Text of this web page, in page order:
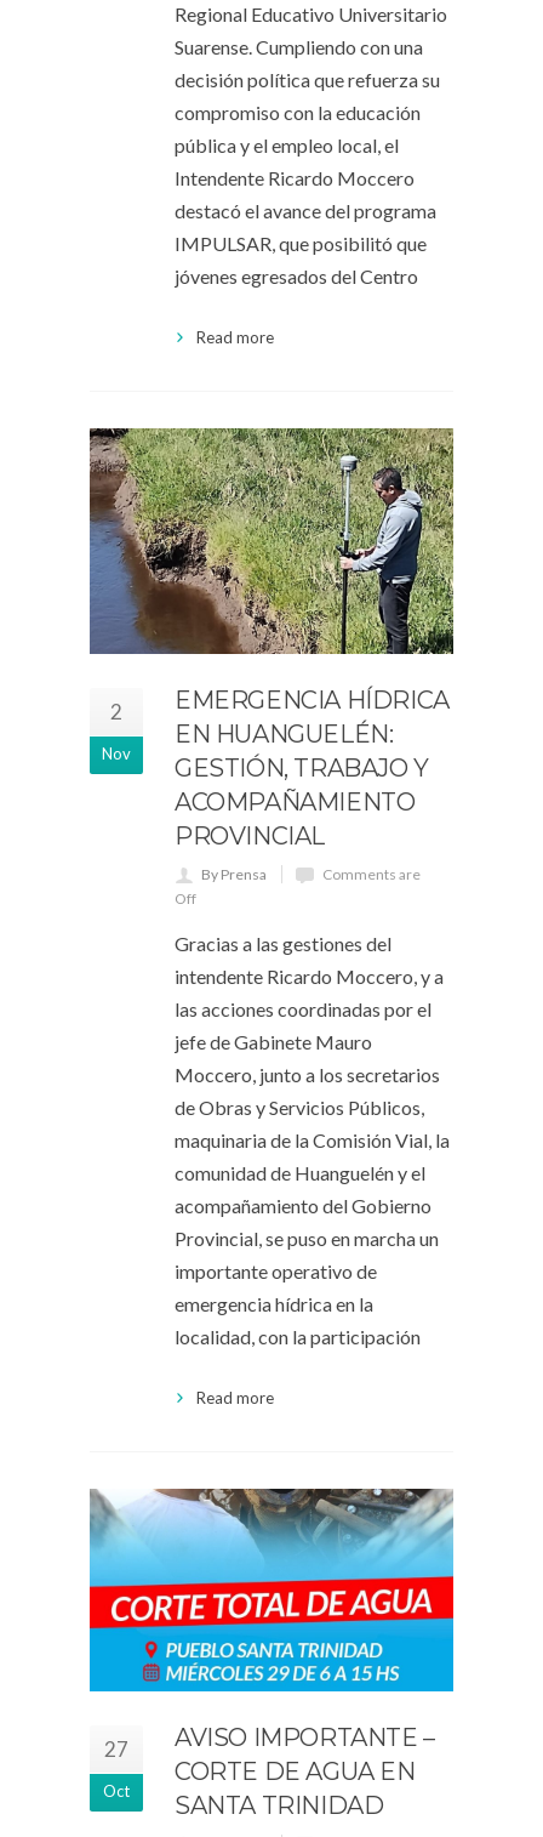
Regional Educativo Universitario
Suarense. Cumpliendo con una
decisión política que refuerza su
compromiso con la educación
pública y el empleo local, el
Intendente Ricardo Moccero
destacó el avance del programa
IMPULSAR, que posibilitó que
jóvenes egresados del Centro
Read more
2
Nov
EMERGENCIA HÍDRICA
EN HUANGUELÉN:
GESTIÓN, TRABAJO Y
ACOMPAÑAMIENTO
PROVINCIAL
By Prensa
Comments are
Off
Gracias a las gestiones del
intendente Ricardo Moccero, y a
las acciones coordinadas por el
jefe de Gabinete Mauro
Moccero, junto a los secretarios
de Obras y Servicios Públicos,
maquinaria de la Comisión Vial, la
comunidad de Huanguelén y el
acompañamiento del Gobierno
Provincial, se puso en marcha un
importante operativo de
emergencia hídrica en la
localidad, con la participación
Read more
27
Oct
AVISO IMPORTANTE –
CORTE DE AGUA EN
SANTA TRINIDAD